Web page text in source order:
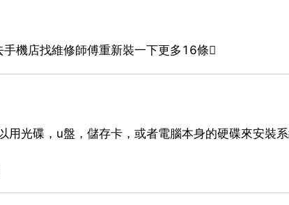
機店找維修師傅重新裝一下更多16條
用光碟，u盤，儲存卡，或者電腦本身的硬碟來安裝系